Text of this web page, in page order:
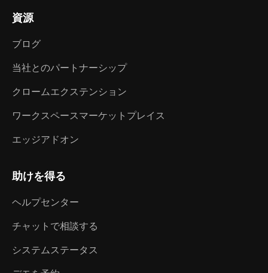
資源
ブログ
当社とのパートナーシップ
クロームエクステンション
ワークスペースマーケットプレイス
エッジアドオン
助けを得る
ヘルプセンター
チャットで相談する
システムステータス